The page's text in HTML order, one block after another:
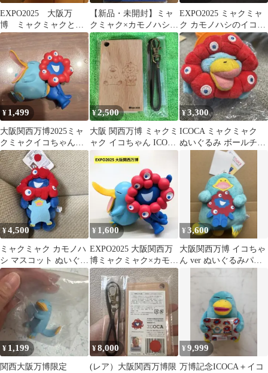
EXPO2025 大阪万
博 ミャクミャクとカ
モノハシのイコちゃ
ん ガチャガチャ
【新品・未開封】ミャ
クミャク×カモノハシの
イコちゃん 泉州タオル
和柄ハンカチ
EXPO2025 ミャクミャ
ク カモノハシのイコち
ゃん つり革キーホルダ
¥ 1,499
大阪関西万博2025ミャ
クミャクイコちゃん
PUTTITOフチコカプセ
ル
¥2,500
大阪 関西万博 ミャクミ
ャク イコちゃん ICOCA
木製 パスケース
¥3,300
ICOCA ミャクミャク
ぬいぐるみ ボールチェ
¥4,500
ミャクミャク カモノハ
シ マスコット ぬいぐる
み 大阪関西万博
¥ 1,600
EXPO2025 大阪関西万
博ミャクミャク×カモノ
ハシのイコちゃん
PUTITTO
¥3,600
大阪関西万博 イコちゃ
ん ver ぬいぐるみパス
ケース ICOCA ミャクミ
¥ 1,199
関西大阪万博限定
¥8,000
(レア）大阪関西万博限
¥9,999
万博記念ICOCA＋イコ